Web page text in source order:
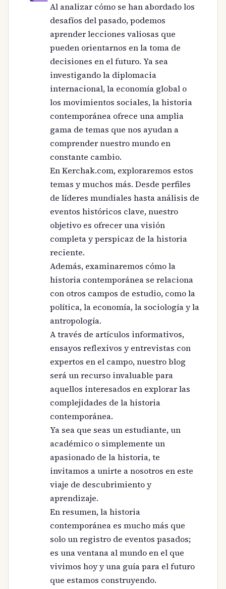
Al analizar cómo se han abordado los
desafíos del pasado, podemos
aprender lecciones valiosas que
pueden orientarnos en la toma de
decisiones en el futuro. Ya sea
investigando la diplomacia
internacional, la economía global o
los movimientos sociales, la historia
contemporánea ofrece una amplia
gama de temas que nos ayudan a
comprender nuestro mundo en
constante cambio.
En Kerchak.com, exploraremos estos
temas y muchos más. Desde perfiles
de líderes mundiales hasta análisis de
eventos históricos clave, nuestro
objetivo es ofrecer una visión
completa y perspicaz de la historia
reciente.
Además, examinaremos cómo la
historia contemporánea se relaciona
con otros campos de estudio, como la
política, la economía, la sociología y la
antropología.
A través de artículos informativos,
ensayos reflexivos y entrevistas con
expertos en el campo, nuestro blog
será un recurso invaluable para
aquellos interesados en explorar las
complejidades de la historia
contemporánea.
Ya sea que seas un estudiante, un
académico o simplemente un
apasionado de la historia, te
invitamos a unirte a nosotros en este
viaje de descubrimiento y
aprendizaje.
En resumen, la historia
contemporánea es mucho más que
solo un registro de eventos pasados;
es una ventana al mundo en el que
vivimos hoy y una guía para el futuro
que estamos construyendo.